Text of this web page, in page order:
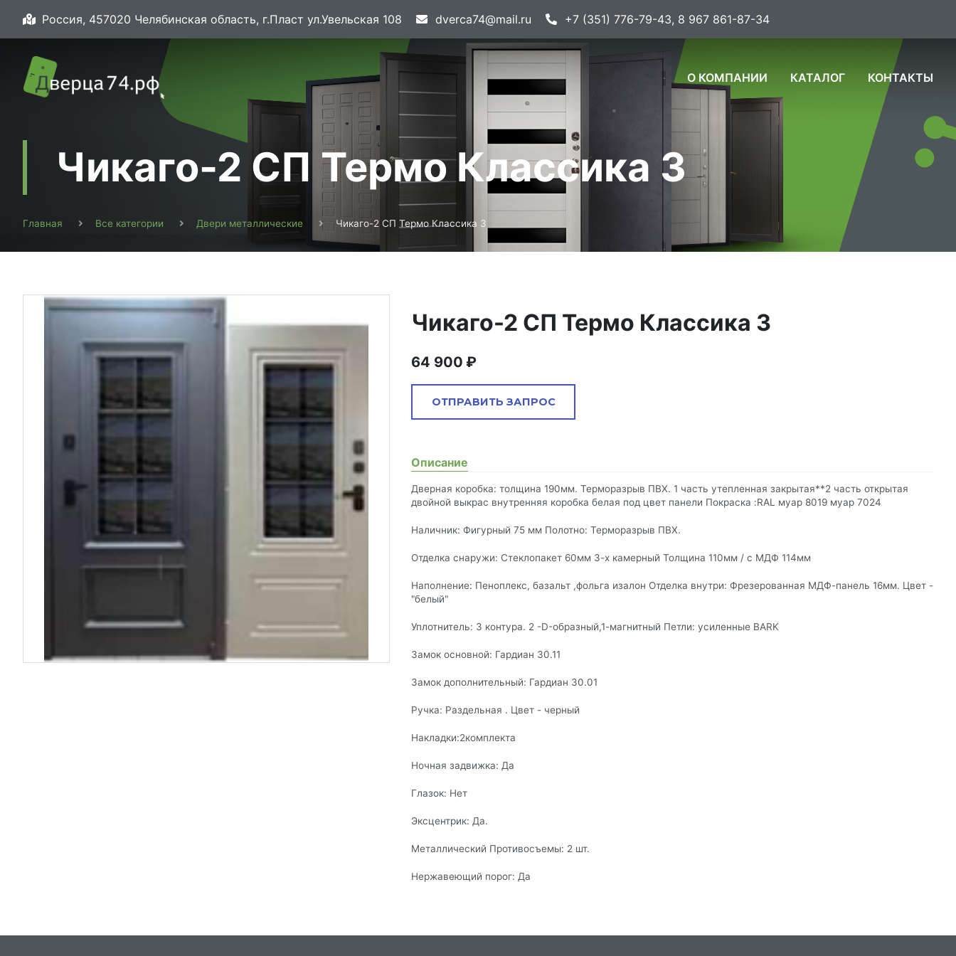
Россия, 457020 Челябинская область, г.Пласт ул.Увельская 108 dverca74@mail.ru +7 (351) 776-79-43, 8 967 861-87-34
О КОМПАНИИ КАТАЛОГ КОНТАКТЫ
Чикаго-2 СП Термо Классика 3
Главная Все категории Двери металлические Чикаго-2 СП Термо Классика 3
Чикаго-2 СП Термо Классика 3
64 900
ОТПРАВИТЬ ЗАПРОС
Описание
Дверная коробка: толщина 190мм. Терморазрыв ПВХ. 1 часть утепленная закрытая**2 часть открытая
двойной выкрас внутренняя коробка белая под цвет панели Покраска :RAL муар 8019 муар 7024
Наличник: Фигурный 75 мм Полотно: Терморазрыв ПВХ.
Отделка снаружи: Стеклопакет 60мм 3-х камерный Толщина 110мм / с МДФ 114мм
Наполнение: Пеноплекс, базальт ,фольга изалон Отделка внутри: Фрезерованная МДФ-панель 16мм. Цвет -
"белый"
Уплотнитель: 3 контура. 2 -D-образный,1-магнитный Петли: усиленные BARK
Замок основной: Гардиан 30.11
Замок дополнительный: Гардиан 30.01
Ручка: Раздельная . Цвет - черный
Накладки:2комплекта
Ночная задвижка: Да
Глазок: Нет
Эксцентрик: Да.
Металлический Противосъемы: 2 шт.
Нержавеющий порог: Да
ФИО
Электронная почта
ОТПРАВИТЬ
— поля, обязательные для заполнения
Нажимая кнопку «Отправить», Вы принимаете условия
Политики конфидециальности
Запрос отправлен
Ваше сообщение успешно отправлено. В ближайшее время